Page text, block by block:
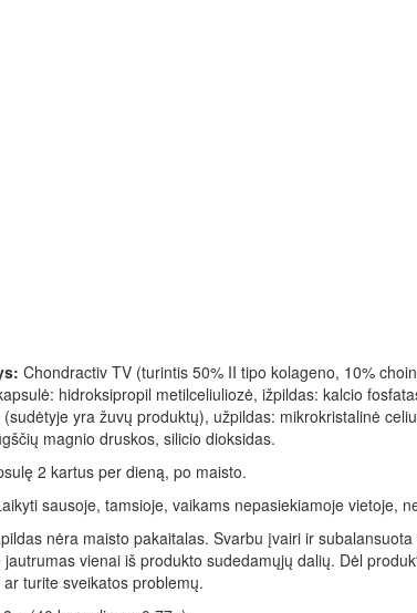
Chondractiv TV (turintis 50% II tipo kolageno, 10%
hidroksipropil metilceliuliozė, ižpildas: kalcio
yra žuvų produktų), užpildas: mikrokristalinė
magnio druskos, silicio dioksidas.
2 kartus per dieną, po maisto.
sausoje, tamsioje, vaikams nepasiekiamoje vietoje,
nėra maisto pakaitalas. Svarbu įvairi ir
vienai iš produkto sudedamųjų dalių. Dėl
turite sveikatos problemų.